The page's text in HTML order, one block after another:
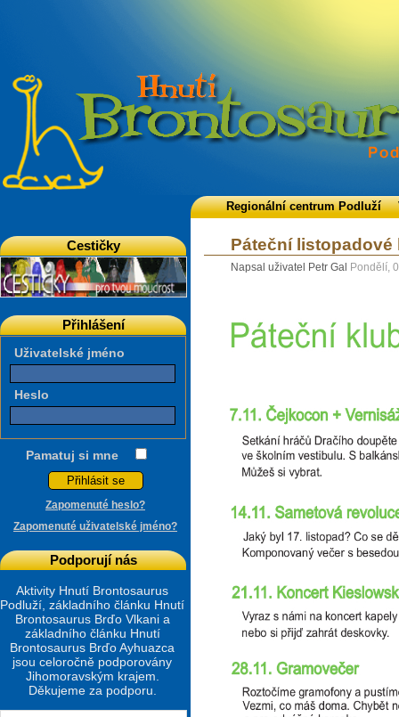
Regionální centrum Podluží
Cestičky
Přihlášení
Uživatelské jméno
Heslo
Pamatuj si mne
Zapomenuté heslo?
Zapomenuté uživatelské jméno?
Podporují nás
Aktivity Hnutí Brontosaurus
Podluží, základního článku Hnutí
Brontosaurus Brďo Vlkani a
základního článku Hnutí
Brontosaurus Brďo Ayhuazca
jsou celoročně podporovány
Jihomoravským krajem.
Děkujeme za podporu.
Páteční
Napsal uživatel Petr Gal Pondělí,